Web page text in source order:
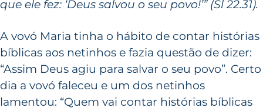
que ele fez: ‘Deus salvou o seu povo!’” (Sl 22.31).
A vovó Maria tinha o hábito de contar histórias
bíblicas aos netinhos e fazia questão de dizer:
“Assim Deus agiu para salvar o seu povo”. Certo
dia a vovó faleceu e um dos netinhos
lamentou: “Quem vai contar histórias bíblicas